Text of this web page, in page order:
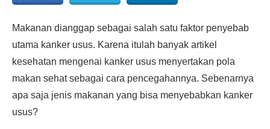
Makanan dianggap sebagai salah satu faktor penyebab
utama kanker usus. Karena itulah banyak artikel
kesehatan mengenai kanker usus menyertakan pola
makan sehat sebagai cara pencegahannya. Sebenarnya
apa saja jenis makanan yang bisa menyebabkan kanker
usus?